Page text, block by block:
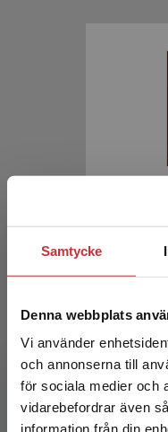
Samtycke
Denna webbplats
Vi använder
och annonserna till
för sociala medier och
vidarebefordrar även
information från din
330 kr